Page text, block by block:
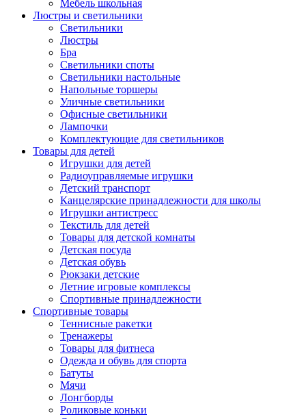
Мебель школьная
Люстры и светильники
Светильники
Люстры
Бра
Светильники споты
Светильники настольные
Напольные торшеры
Уличные светильники
Офисные светильники
Лампочки
Комплектующие для светильников
Товары для детей
Игрушки для детей
Радиоуправляемые игрушки
Детский транспорт
Канцелярские принадлежности для школы
Игрушки антистресс
Текстиль для детей
Товары для детской комнаты
Детская посуда
Детская обувь
Рюкзаки детские
Летние игровые комплексы
Спортивные принадлежности
Спортивные товары
Теннисные ракетки
Тренажеры
Товары для фитнеса
Одежда и обувь для спорта
Батуты
Мячи
Лонгборды
Роликовые коньки